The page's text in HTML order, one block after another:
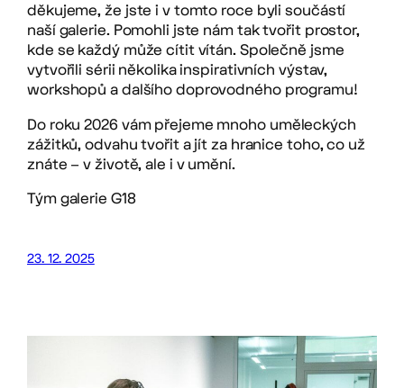
děkujeme, že jste i v tomto roce byli součástí
naší galerie. Pomohli jste nám tak tvořit prostor,
kde se každý může cítit vítán. Společně jsme
vytvořili sérii několika inspirativních výstav,
workshopů a dalšího doprovodného programu!
Do roku 2026 vám přejeme mnoho uměleckých
zážitků, odvahu tvořit a jít za hranice toho, co už
znáte – v životě, ale i v umění.
Tým galerie G18
23. 12. 2025